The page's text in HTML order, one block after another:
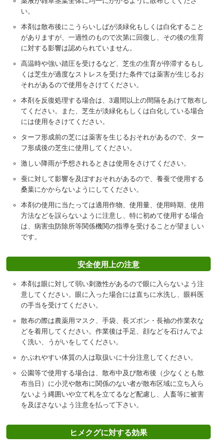
い。
本剤は散布後にこうらいしばが淡緑化もしくは白化すること
がありますが、一過性のもので次第に回復し、その後の生育
に対する影響は認められていません。
高温時や強い踏圧を受けるなど、芝生の生育が停滞するもし
くは芝生が過度なストレスを受けた条件では薬害が生じるお
それがあるので使用をさけてください。
本剤を反復処理する場合は、3週間以上の間隔をあけて散布し
てください。また、芝生が淡緑化もしくは白化している場合
には使用をさけてください。
ターフ形成前の芝には薬害を生じるおそれがあるので、ター
フ形成後の芝生に使用してください。
激しい降雨が予想されるときは使用をさけてください。
蚕に対して影響を及ぼすおそれがあるので、養蚕で使用する
桑葉にかからないようにしてください。
本剤の使用に当たっては適用作物、使用量、使用時期、使用
方法などを誤らないように注意し、特に初めて使用する場合
は、病害虫防除所等関係機関の指導を受けることが望ましい
です。
安全使用上の注意
本剤は眼に対して弱い刺激性があるので眼に入らないよう注
意してください。眼に入った場合には直ちに水洗し、眼科医
の手当を受けてください。
散布の際は農薬用マスク、手袋、長ズボン・長袖の作業衣な
どを着用してください。作業後は手足、顔などを石けんでよ
く洗い、うがいをしてください。
かぶれやすい体質の人は取扱いに十分注意してください。
公園等で使用する場合は、散布中及び散布後（少なくとも散
布当日）に小児や散布に関係のない者が散布区域に立ち入ら
ないよう縄囲いや立て札を立てるなど配慮し、人畜等に被害
を及ぼさないよう注意を払って下さい。
ヒメクグに対する効果